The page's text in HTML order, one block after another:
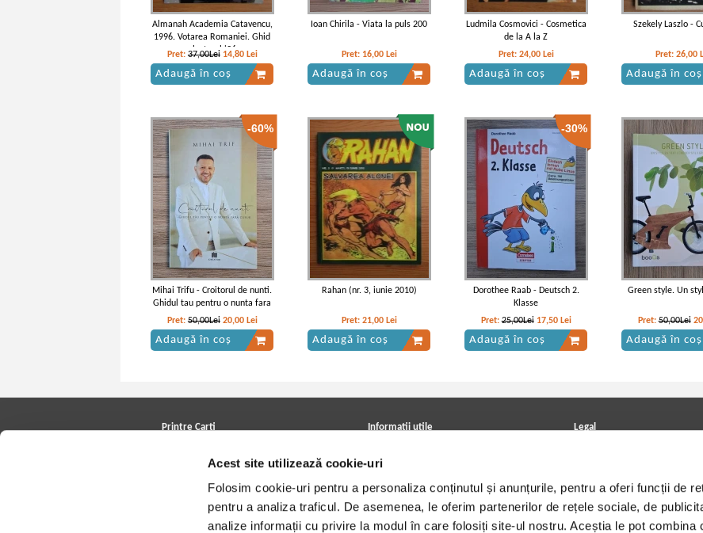
Acest site utilizează cookie-uri
Folosim cookie-uri pentru a personaliza conținutul și anunțurile, pentru a oferi funcții de
pentru a analiza traficul. De asemenea, le oferim partenerilor de rețele sociale, de
analize informații cu privire la modul în care folosiți site-ul nostru. Aceștia le pot combina
Almanah Academia Catavencu,
1996. Votarea Romaniei. Ghid
electoral '96
Pret: 37,00Lei 14,80 Lei
Adaugă în coș
Ioan Chirila - Viata la puls 200
Pret: 16,00 Lei
Adaugă în coș
Ludmila Cosmovici - Cosmetica
de la A la Z
Pret: 24,00 Lei
Adaugă în coș
Szekely Laszlo -
Pret: 26,00
Adaugă în coș
-60%
Mihai Trifu - Croitorul de nunti.
Ghidul tau pentru o nunta fara
cusur
Pret: 50,00Lei 20,00 Lei
Adaugă în coș
Rahan (nr. 3, iunie 2010)
Pret: 21,00 Lei
Adaugă în coș
-30%
Dorothee Raab - Deutsch 2.
Klasse
Pret:25,00Lei 17,50 Lei
Adaugă în coș
Green style. Un
Pret:50,00Lei
Adaugă în coș
Printre Carti
Cele mai căutate cărți
Blog Printre Carti
Informatii utile
Achizitii viniluri, casete, CD/DVD
Cum cumpar?
Politica de livrare
Retur comenzi
Angajari - Cariere
Legal
Termeni si conditii
Utilizare cookie-uri